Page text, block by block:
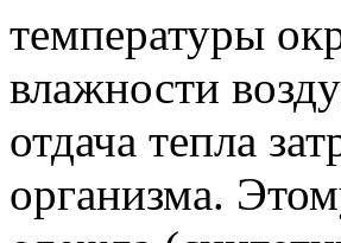
температуры
влажности
отдача тепла
организма.